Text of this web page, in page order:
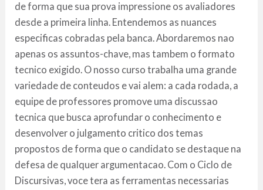
de forma que sua prova impressione os avaliadores
desde a primeira linha. Entendemos as nuances
especificas cobradas pela banca. Abordaremos nao
apenas os assuntos-chave, mas tambem o formato
tecnico exigido. O nosso curso trabalha uma grande
variedade de conteudos e vai alem: a cada rodada, a
equipe de professores promove uma discussao
tecnica que busca aprofundar o conhecimento e
desenvolver o julgamento critico dos temas
propostos de forma que o candidato se destaque na
defesa de qualquer argumentacao. Com o Ciclo de
Discursivas, voce tera as ferramentas necessarias